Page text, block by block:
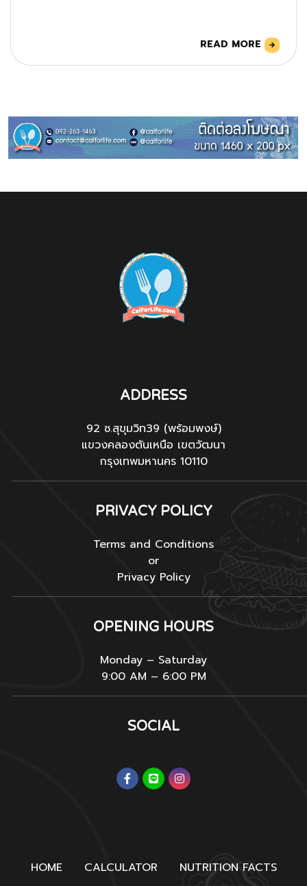
READ MORE
ADDRESS
92 ซ.สุขุมวิท39 (พร้อมพงษ์)
แขวงคลองตันเหนือ เขตวัฒนา
กรุงเทพมหานคร 10110
PRIVACY POLICY
Terms and Conditions
or
Privacy Policy
OPENING HOURS
Monday – Saturday
9:00 AM – 6:00 PM
SOCIAL
HOME CALCULATOR NUTRITION FACTS